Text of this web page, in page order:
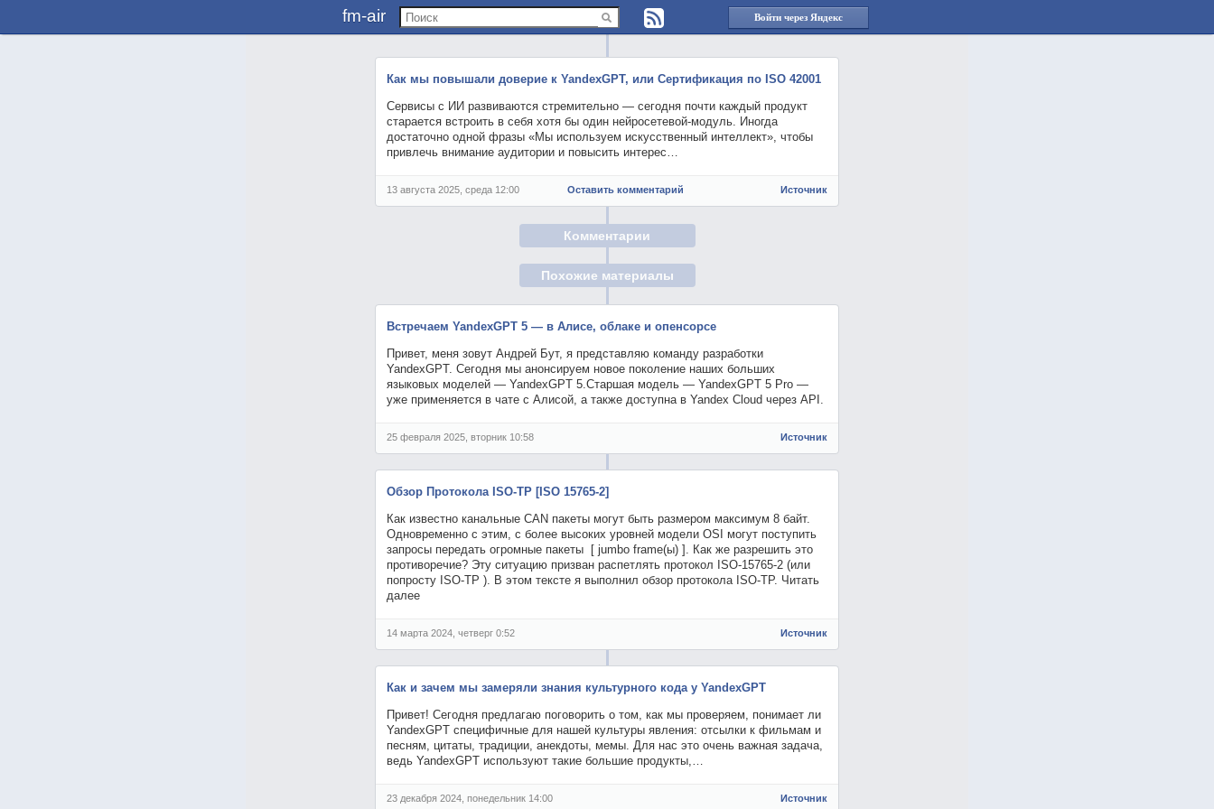
fm-air Войти через Яндекс
Как мы повышали доверие к YandexGPT, или Сертификация по ISO 42001
Сервисы с ИИ развиваются стремительно — сегодня почти каждый продукт
старается встроить в себя хотя бы один нейросетевой‑модуль. Иногда
достаточно одной фразы «Мы используем искусственный интеллект», чтобы
привлечь внимание аудитории и повысить интерес…
13 августа 2025, среда 12:00 Оставить комментарий Источник
Комментарии
Похожие материалы
Встречаем YandexGPT 5 — в Алисе, облаке и опенсорсе
Привет, меня зовут Андрей Бут, я представляю команду разработки
YandexGPT. Сегодня мы анонсируем новое поколение наших больших
языковых моделей — YandexGPT 5.Старшая модель — YandexGPT 5 Pro —
уже применяется в чате с Алисой, а также доступна в Yandex Cloud через API.
25 февраля 2025, вторник 10:58 Источник
Обзор Протокола ISO-TP [ISO 15765-2]
Как известно канальные CAN пакеты могут быть размером максимум 8 байт.
Одновременно с этим, с более высоких уровней модели OSI могут поступить
запросы передать огромные пакеты [ jumbo frame(ы) ]. Как же разрешить это
противоречие? Эту ситуацию призван распетлять протокол ISO-15765-2 (или
попросту ISO-TP ). В этом тексте я выполнил обзор протокола ISO-TP. Читать
далее
14 марта 2024, четверг 0:52 Источник
Как и зачем мы замеряли знания культурного кода у YandexGPT
Привет! Сегодня предлагаю поговорить о том, как мы проверяем, понимает ли
YandexGPT специфичные для нашей культуры явления: отсылки к фильмам и
песням, цитаты, традиции, анекдоты, мемы. Для нас это очень важная задача,
ведь YandexGPT используют такие большие продукты,…
23 декабря 2024, понедельник 14:00 Источник